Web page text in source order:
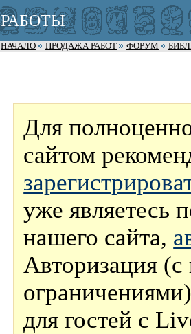
РАБОТЫ
НАЧАЛО ПРОДАЖА РАБОТ ФОРУМ
Для
сайтом
уже являетесь
нашего сайта,
Авторизация
для гостей с